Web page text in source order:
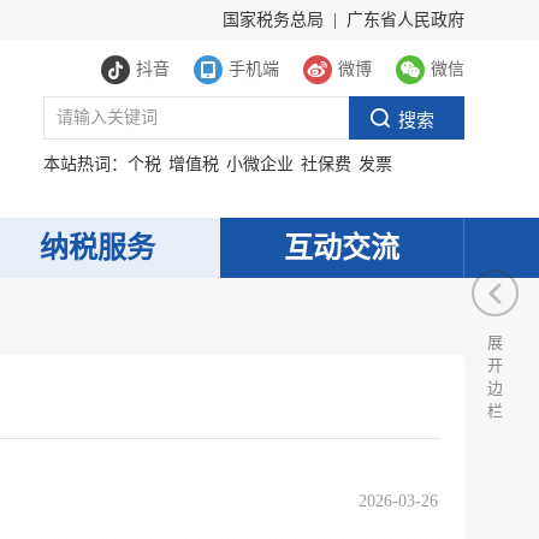
国家税务总局 广东省人民政府
抖音 手机端 微博 微信
本站热词： 个税 增值税 小微企业 社保费 发票
纳税服务 互动交流
2026-03-26
展
开
边
栏